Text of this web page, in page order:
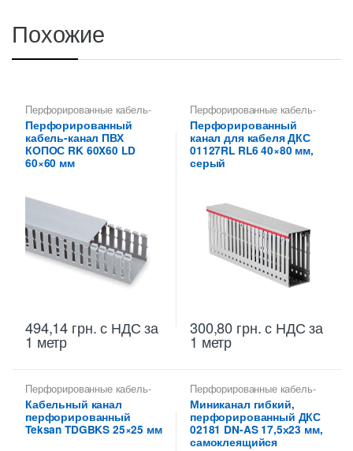
Похожие
Перфорированные кабель-
каналы ПВХ
Перфорированный
кабель-канал ПВХ
КОПОС RK 60X60 LD
60×60 мм
494,14 грн.с НДС за
1 метр
Перфорированные кабель-
каналы ПВХ
Перфорированный
канал для кабеля ДКС
01127RL RL6 40×80 мм,
серый
300,80 грн.с НДС за
1 метр
Перфорированные кабель-
каналы ПВХ
Кабельный канал
перфорированный
Teksan TDGBKS 25×25 мм
Перфорированные кабель-
каналы ПВХ
Миниканал гибкий,
перфорированный ДКС
02181 DN-AS 17,5х23 мм,
самоклеящийся